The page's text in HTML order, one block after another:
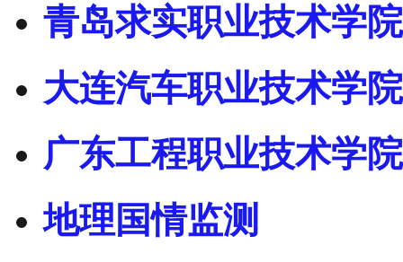
青岛求实职业技术学院
大连汽车职业技术学院
广东工程职业技术学院
地理国情监测